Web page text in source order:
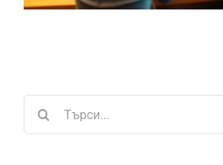
Търсене
...